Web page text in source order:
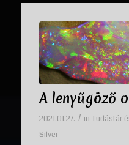
A lenyűgöző
2021.01.27. / in Tudástár
Silver